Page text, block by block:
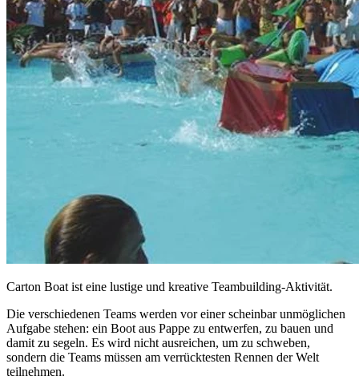
Carton Boat ist eine lustige und kreative Teambuilding-Aktivität.
Die verschiedenen Teams werden vor einer scheinbar unmöglichen
Aufgabe stehen: ein Boot aus Pappe zu entwerfen, zu bauen und
damit zu segeln. Es wird nicht ausreichen, um zu schweben,
sondern die Teams müssen am verrücktesten Rennen der Welt
teilnehmen.